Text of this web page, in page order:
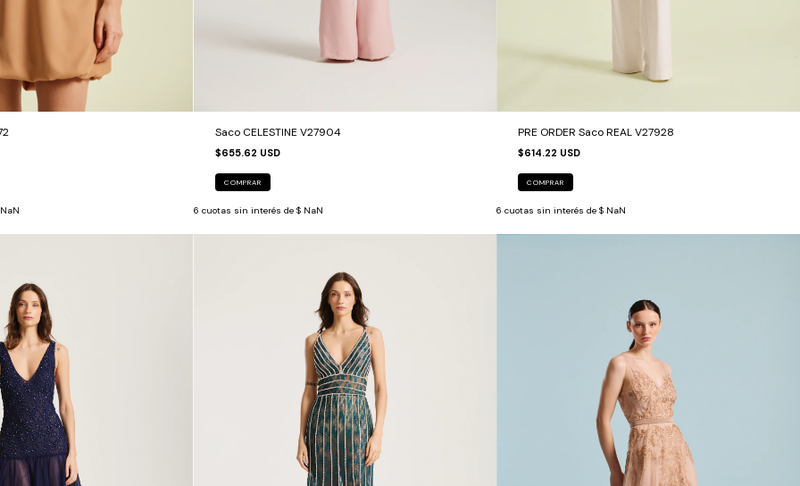
Saco CELESTINE V27904
$655.62 USD
COMPRAR
6 cuotas sin interés de $ NaN
PRE ORDER Saco REAL V27928
$614.22 USD
COMPRAR
6 cuotas sin interés de$ NaN